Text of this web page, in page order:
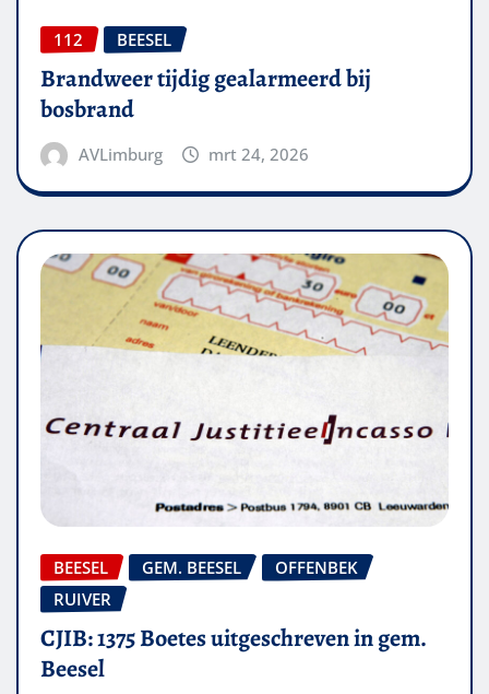
112 BEESEL
Brandweer tijdig gealarmeerd bij
bosbrand
AVLimburg mrt 24, 2026
BEESEL GEM. BEESEL
OFFENBEK
RUIVER
CJIB: 1375 Boetes uitgeschreven in gem.
Beesel